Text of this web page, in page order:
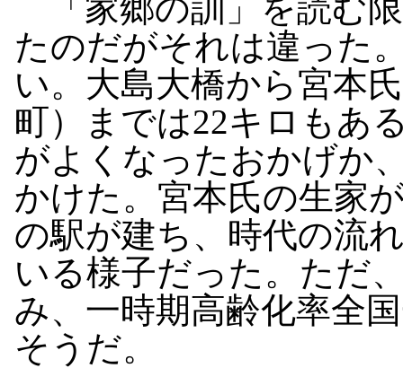
「家郷の訓」を読む
たのだがそれは違った
い。大島大橋から宮本
町）までは22キロもあ
がよくなったおかげか
かけた。宮本氏の生家
の駅が建ち、時代の流
いる様子だった。ただ
み、一時期高齢化率全
そうだ。